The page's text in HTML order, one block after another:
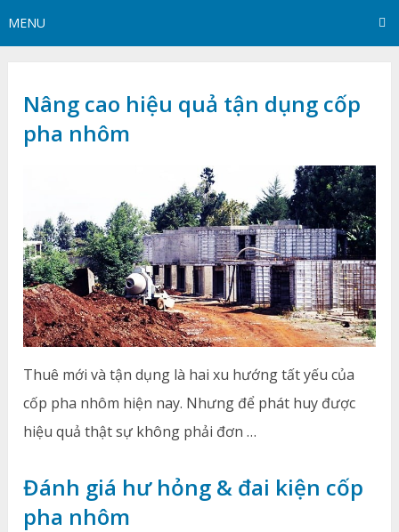
MENU
Nâng cao hiệu quả tận dụng cốp
pha nhôm
Thuê mới và tận dụng là hai xu hướng tất yếu của
cốp pha nhôm hiện nay. Nhưng để phát huy được
hiệu quả thật sự không phải đơn …
Đánh giá hư hỏng & đai kiện cốp
pha nhôm